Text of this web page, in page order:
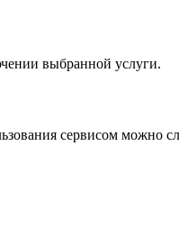
выбранной услуги.
сервисом можно